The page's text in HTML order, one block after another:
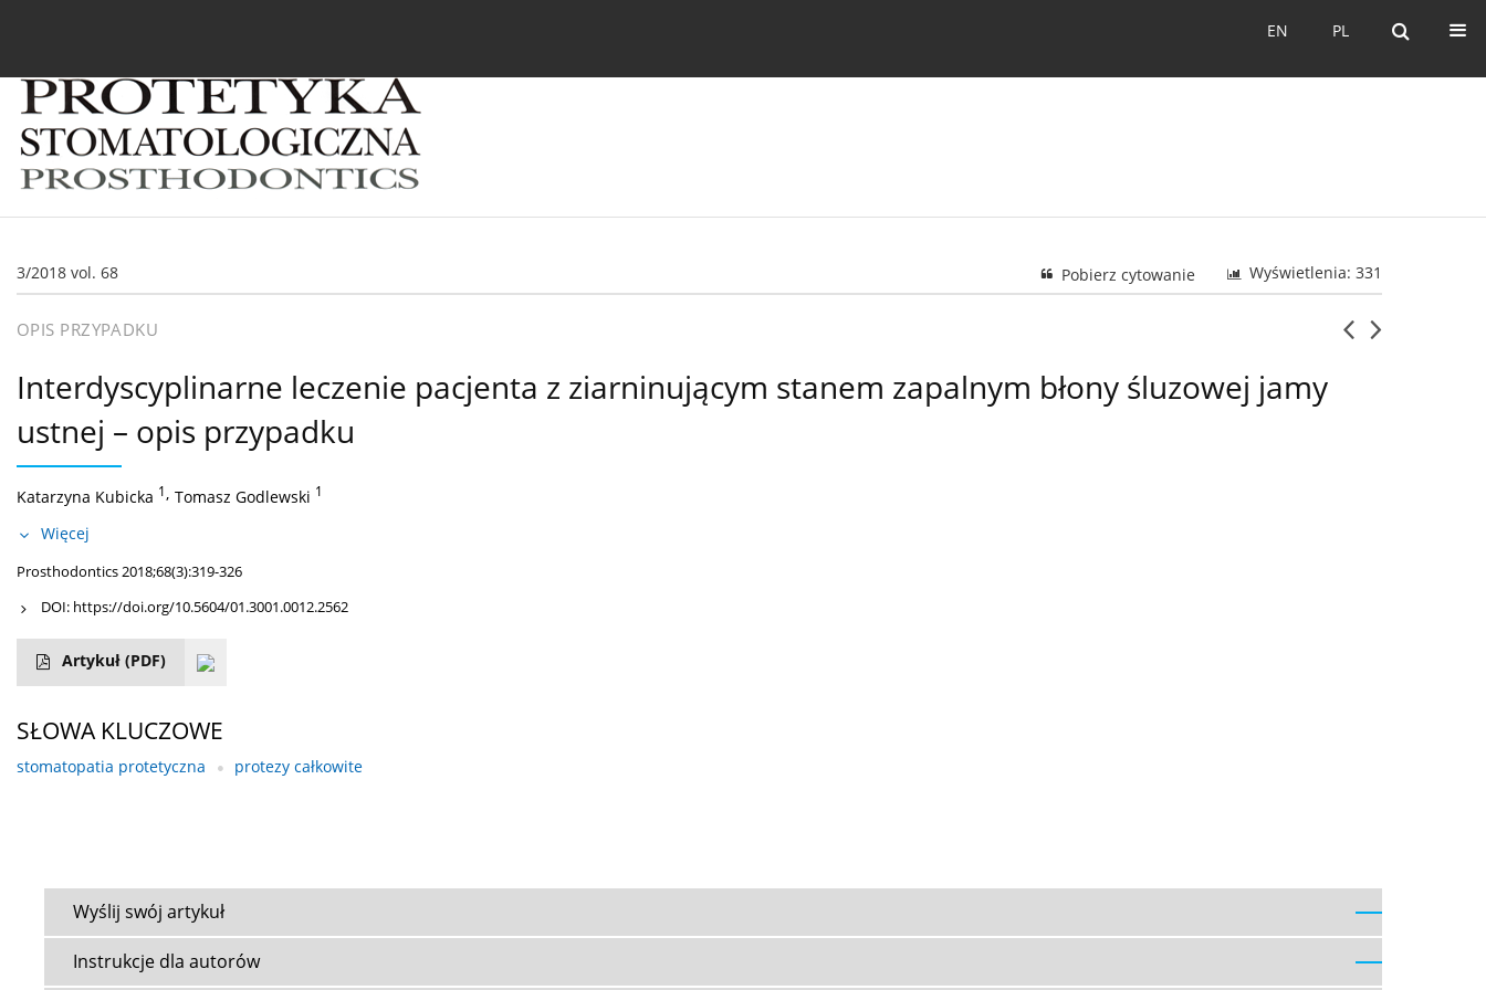
PL
EN PL
EN
3/2018 vol. 68 Wyświetlenia: 331
Pobierz cytowanie
OPIS PRZYPADKU
Interdyscyplinarne leczenie pacjenta z ziarninującym stanem zapalnym błony śluzowej jamy
ustnej – opis przypadku
Katarzyna Kubicka 1, Tomasz Godlewski 1
Więcej
Prosthodontics 2018;68(3):319-326
DOI: https://doi.org/10.5604/01.3001.0012.2562
Artykuł (PDF)
SŁOWA KLUCZOWE
stomatopatia protetyczna protezy całkowite
Wyślij swój artykuł
Instrukcje dla autorów